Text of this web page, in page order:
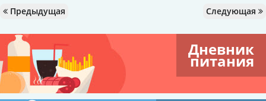
Предыдущая Следующая
Дневник
питания